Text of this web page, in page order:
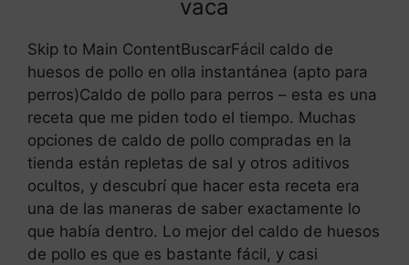
vaca
Skip to Main ContentBuscarFácil caldo de
huesos de pollo en olla instantánea (apto para
perros)Caldo de pollo para perros – esta es una
receta que me piden todo el tiempo. Muchas
opciones de caldo de pollo compradas en la
tienda están repletas de sal y otros aditivos
ocultos, y descubrí que hacer esta receta era
una de las maneras de saber exactamente lo
que había dentro. Lo mejor del caldo de huesos
de pollo es que es bastante fácil, y casi